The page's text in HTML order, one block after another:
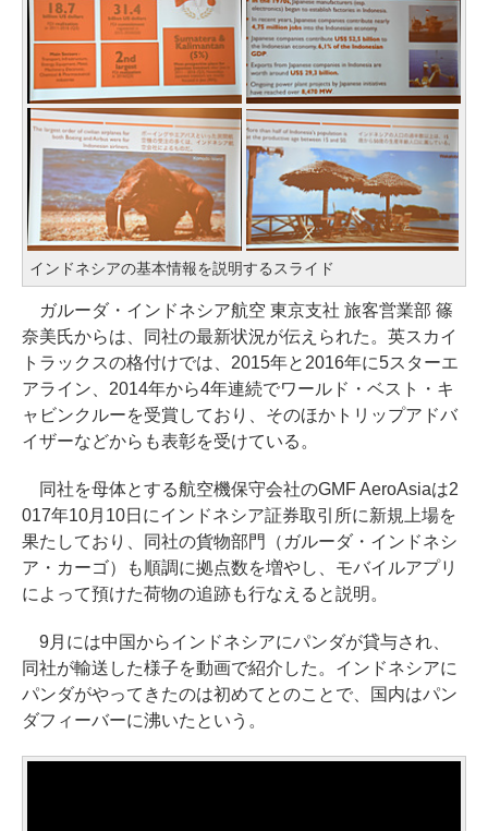
インドネシアの基本情報を説明するスライド
ガルーダ・インドネシア航空 東京支社 旅客営業部 篠
奈美氏からは、同社の最新状況が伝えられた。英スカイ
トラックスの格付けでは、2015年と2016年に5スターエ
アライン、2014年から4年連続でワールド・ベスト・キ
ャビンクルーを受賞しており、そのほかトリップアドバ
イザーなどからも表彰を受けている。
同社を母体とする航空機保守会社のGMF AeroAsiaは2
017年10月10日にインドネシア証券取引所に新規上場を
果たしており、同社の貨物部門（ガルーダ・インドネシ
ア・カーゴ）も順調に拠点数を増やし、モバイルアプリ
によって預けた荷物の追跡も行なえると説明。
9月には中国からインドネシアにパンダが貸与され、
同社が輸送した様子を動画で紹介した。インドネシアに
パンダがやってきたのは初めてとのことで、国内はパン
ダフィーバーに沸いたという。